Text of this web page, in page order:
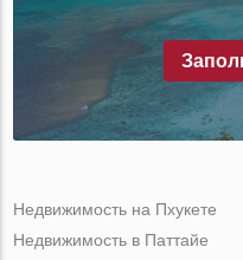
Недвижимость на Пхукете
Недвижимость в Паттайе